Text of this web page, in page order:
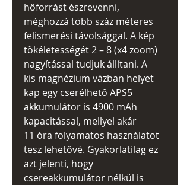
hőforrást észrevenni,
méghozzá több száz méteres
felismerési távolsággal. A kép
tökéletességét 2 – 8 (x4 zoom)
nagyítással tudjuk állítani. A
kis magnézium vázban helyet
kap egy cserélhető APS5
akkumulátor is 4900 mAh
kapacitással, mellyel akár
11 óra folyamatos használatot
tesz lehetővé. Gyakorlatilag ez
azt jelenti, hogy
csereakkumulátor nélkül is